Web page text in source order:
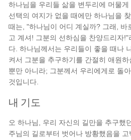
하나님을 우리들 삶을 변두리에 머물
선택의 여지가 없을 때에만 하나님을
때는, "하나님이 어디 계실까? 그래, 바
고 계셔! 그분의 선하심을 찬양드리자
다. 하나님께서는 우리들이 좋을 때나
켜서 그분을 추구하기를 간절히 애원
뿐만 아니라; 그분께서 우리에게로 돌
것입니다.
내 기도
오 하나님, 우리 자신의 길만을 추구했
주님의 길로부터 벗어나 방황했음을